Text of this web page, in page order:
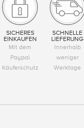
SICHERES
EINKAUFEN
Mit dem
Paypal
Käuferschutz
SCHNELLE
LIEFERUNG
Innerhalb
weniger
Werktage